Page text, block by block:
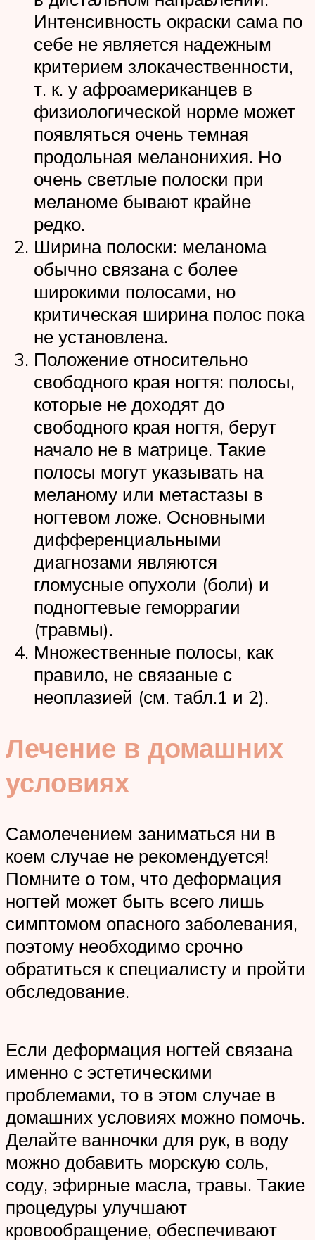
Интенсивность окраски сама по
себе не является надежным
критерием злокачественности,
т. к. у афроамериканцев в
физиологической норме может
появляться очень темная
продольная меланонихия. Но
очень светлые полоски при
меланоме бывают крайне
редко.
Ширина полоски: меланома
обычно связана с более
широкими полосами, но
критическая ширина полос пока
не установлена.
Положение относительно
свободного края ногтя: полосы,
которые не доходят до
свободного края ногтя, берут
начало не в матрице. Такие
полосы могут указывать на
меланому или метастазы в
ногтевом ложе. Основными
дифференциальными
диагнозами являются
гломусные опухоли (боли) и
подногтевые геморрагии
(травмы).
Множественные полосы, как
правило, не связаные с
неоплазией (см. табл.1 и 2).
Лечение в домашних
условиях
Самолечением заниматься ни в
коем случае не рекомендуется!
Помните о том, что деформация
ногтей может быть всего лишь
симптомом опасного заболевания,
поэтому необходимо срочно
обратиться к специалисту и пройти
обследование.
Если деформация ногтей связана
именно с эстетическими
проблемами, то в этом случае в
домашних условиях можно помочь.
Делайте ванночки для рук, в воду
можно добавить морскую соль,
соду, эфирные масла, травы. Такие
процедуры улучшают
кровообращение, обеспечивают